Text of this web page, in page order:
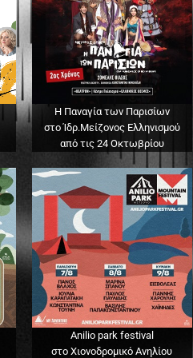
Η Παναγία των Παρισίων
στο Ίδρ.Μείζονος Ελληνισμού
από τις 24 Οκτωβρίου
Anilio park festival
στο Χιονοδρομικό Ανηλίου